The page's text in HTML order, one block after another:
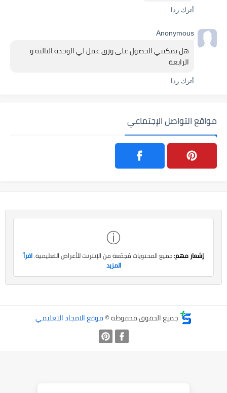
أترك ردا
Anonymous
الرابعة
أترك ردا
مواقع التواصل الإجتماعي
ⓘ
إشعار مهم:جميع المحتويات مُجمّعة من الإنترنت للأغراض التعليمية.اقرأ
المزيد
جميع الحقوق محفوظة ©موقع الامجاد التعليمي